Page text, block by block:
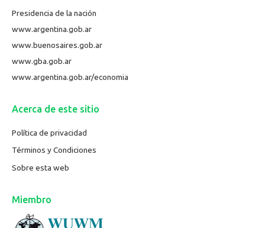
Presidencia de la nación
www.argentina.gob.ar
www.buenosaires.gob.ar
www.gba.gob.ar
www.argentina.gob.ar/economia
Acerca de este sitio
Política de privacidad
Términos y Condiciones
Sobre esta web
Miembro